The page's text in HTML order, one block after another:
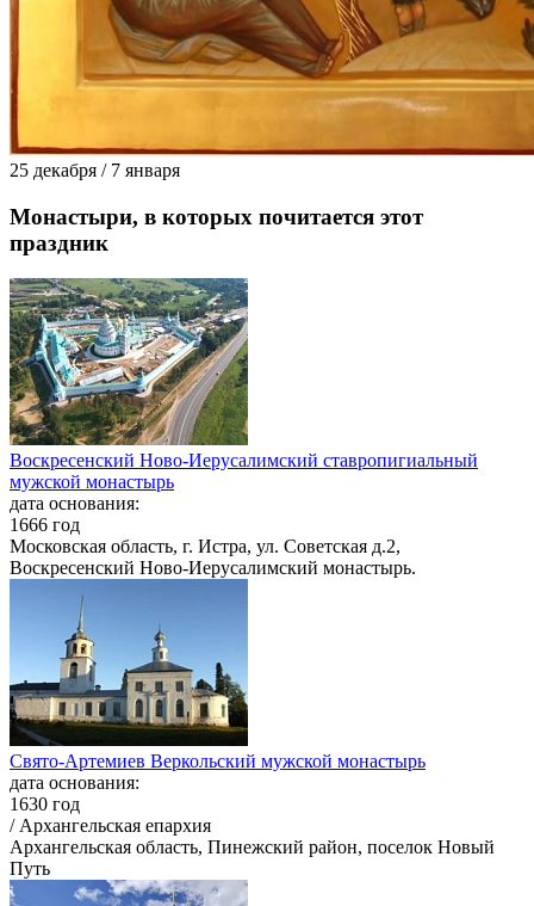
25 декабря / 7 января
Монастыри, в которых почитается этот
праздник
Воскресенский Ново-Иерусалимский ставропигиальный
мужской монастырь
дата основания:
1666 год
Московская область, г. Истра, ул. Советская д.2,
Воскресенский Ново-Иерусалимский монастырь.
Свято-Артемиев Веркольский мужской монастырь
дата основания:
1630 год
/ Архангельская епархия
Архангельская область, Пинежский район, поселок Новый
Путь